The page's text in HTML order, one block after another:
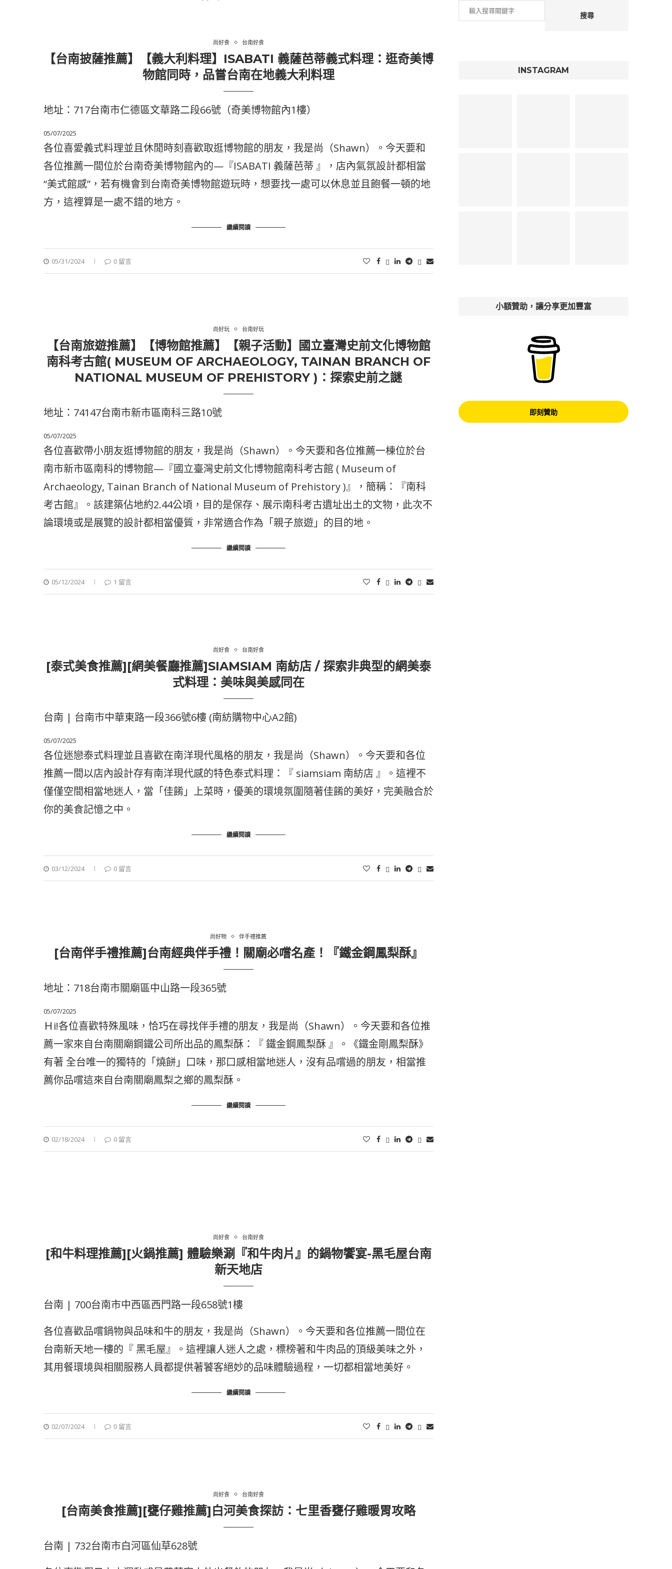
尚好食 台南好食
【台南披薩推薦】【義大利料理】ISABATI 義薩芭蒂義式料理：逛奇美博
物館同時，品嘗台南在地義大利料理
地址：717台南市仁德區文華路二段66號（奇美博物館內1樓）
05/07/2025
各位喜愛義式料理並且休閒時刻喜歡取逛博物館的朋友，我是尚（Shawn）。今天要和
各位推薦一間位於台南奇美博物館內的—『ISABATI 義薩芭蒂 』，店內氣氛設計都相當
“美式館感”，若有機會到台南奇美博物館遊玩時，想要找一處可以休息並且飽餐一頓的地
方，這裡算是一處不錯的地方。
繼續閱讀
05/31/2024 0 留言
尚好玩 台南好玩
【台南旅遊推薦】【博物館推薦】【親子活動】國立臺灣史前文化博物館
南科考古館( MUSEUM OF ARCHAEOLOGY, TAINAN BRANCH OF
NATIONAL MUSEUM OF PREHISTORY )：探索史前之謎
地址：74147台南市新市區南科三路10號
05/07/2025
各位喜歡帶小朋友逛博物館的朋友，我是尚（Shawn）。今天要和各位推薦一棟位於台
南市新市區南科的博物館—『國立臺灣史前文化博物館南科考古館 ( Museum of
Archaeology, Tainan Branch of National Museum of Prehistory )』，簡稱：『南科
考古館』。該建築佔地約2.44公頃，目的是保存、展示南科考古遺址出土的文物，此次不
論環境或是展覽的設計都相當優質，非常適合作為「親子旅遊」的目的地。
繼續閱讀
05/12/2024 1 留言
尚好食 台南好食
[泰式美食推薦][網美餐廳推薦]SIAMSIAM 南紡店 / 探索非典型的網美泰
式料理：美味與美感同在
台南 | 台南市中華東路一段366號6樓 (南紡購物中心A2館)
05/07/2025
各位迷戀泰式料理並且喜歡在南洋現代風格的朋友，我是尚（Shawn）。今天要和各位
推薦一間以店內設計存有南洋現代感的特色泰式料理：『 siamsiam 南紡店 』。這裡不
僅僅空間相當地迷人，當「佳餚」上菜時，優美的環境氛圍隨著佳餚的美好，完美融合於
你的美食記憶之中。
繼續閱讀
03/12/2024 0 留言
尚好物 伴手禮推薦
[台南伴手禮推薦]台南經典伴手禮！關廟必嚐名產！『鐵金鋼鳳梨酥』
地址：718台南市關廟區中山路一段365號
05/07/2025
Ｈi!各位喜歡特殊風味，恰巧在尋找伴手禮的朋友，我是尚（Shawn）。今天要和各位推
薦一家來自台南關廟鋼鐵公司所出品的鳳梨酥：『 鐵金鋼鳳梨酥 』。《鐵金剛鳳梨酥》
有著 全台唯一的獨特的「燒餅」口味，那口感相當地迷人，沒有品嚐過的朋友，相當推
薦你品嚐這來自台南關廟鳳梨之鄉的鳳梨酥。
繼續閱讀
02/18/2024 0 留言
尚好食 台南好食
[和牛料理推薦][火鍋推薦] 體驗樂涮『和牛肉片』的鍋物饗宴-黑毛屋台南
新天地店
台南 | 700台南市中西區西門路一段658號1樓
各位喜歡品嚐鍋物與品味和牛的朋友，我是尚（Shawn）。今天要和各位推薦一間位在
台南新天地一樓的『 黑毛屋』。這裡讓人迷人之處，標榜著和牛肉品的頂級美味之外，
其用餐環境與相關服務人員都提供著饕客絕妙的品味體驗過程，一切都相當地美好。
繼續閱讀
02/07/2024 0 留言
尚好食 台南好食
[台南美食推薦][甕仔雞推薦]白河美食探訪：七里香甕仔雞暖胃攻略
台南 | 732台南市白河區仙草628號
搜尋
INSTAGRAM
小額贊助，讓分享更加豐富
即刻贊助